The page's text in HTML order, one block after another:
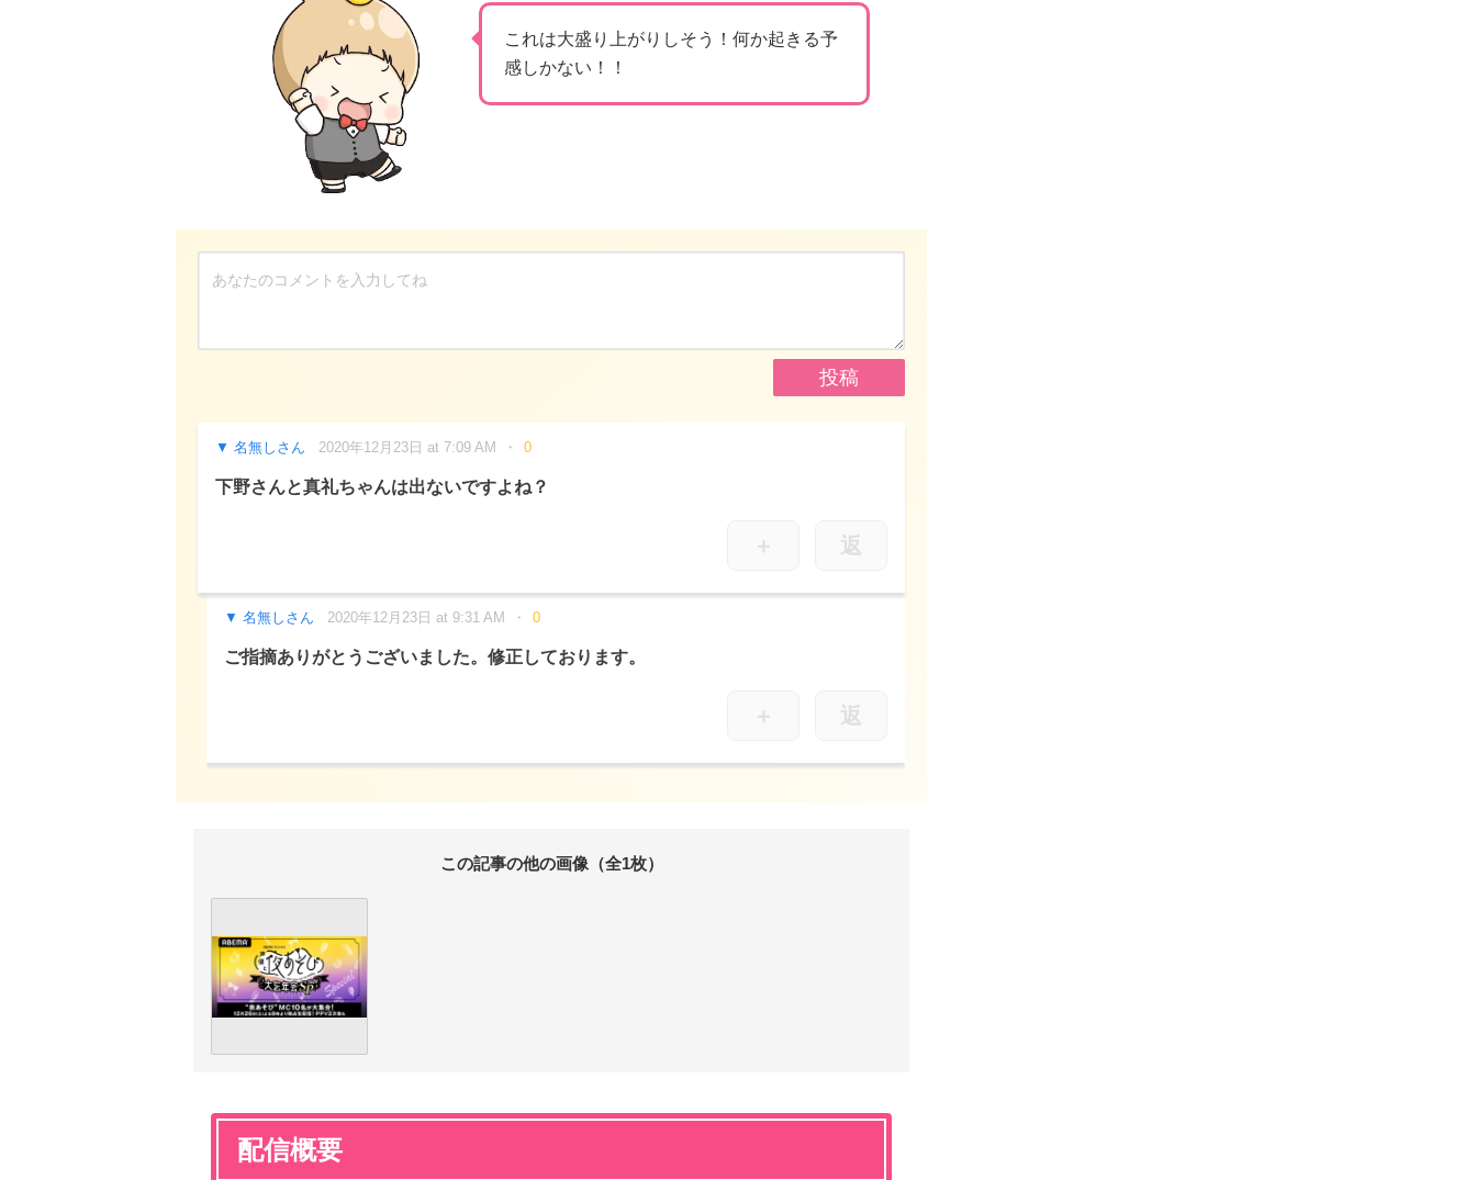
これは大盛り上がりしそう！何か起きる予
感しかない！！
名無しさん 2020年12月23日 at 7:09 AM 0
下野さんと真礼ちゃんは出ないですよね？
＋ 返
名無しさん 2020年12月23日 at 9:31 AM 0
ご指摘ありがとうございました。修正しております。
＋ 返
この記事の他の画像（全1枚）
配信概要